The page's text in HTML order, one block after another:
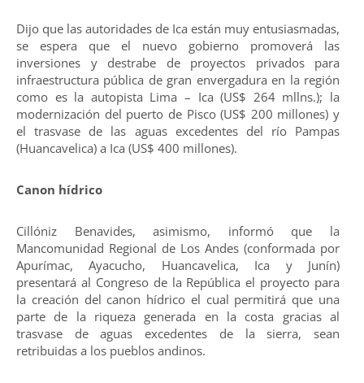
Dijo que las autoridades de Ica están muy entusiasmadas,
se espera que el nuevo gobierno promoverá las
inversiones y destrabe de proyectos privados para
infraestructura pública de gran envergadura en la región
como es la autopista Lima – Ica (US$ 264 mllns.); la
modernización del puerto de Pisco (US$ 200 millones) y
el trasvase de las aguas excedentes del río Pampas
(Huancavelica) a Ica (US$ 400 millones).
Canon hídrico
Cillóniz Benavides, asimismo, informó que la
Mancomunidad Regional de Los Andes (conformada por
Apurímac, Ayacucho, Huancavelica, Ica y Junín)
presentará al Congreso de la República el proyecto para
la creación del canon hídrico el cual permitirá que una
parte de la riqueza generada en la costa gracias al
trasvase de aguas excedentes de la sierra, sean
retribuidas a los pueblos andinos.